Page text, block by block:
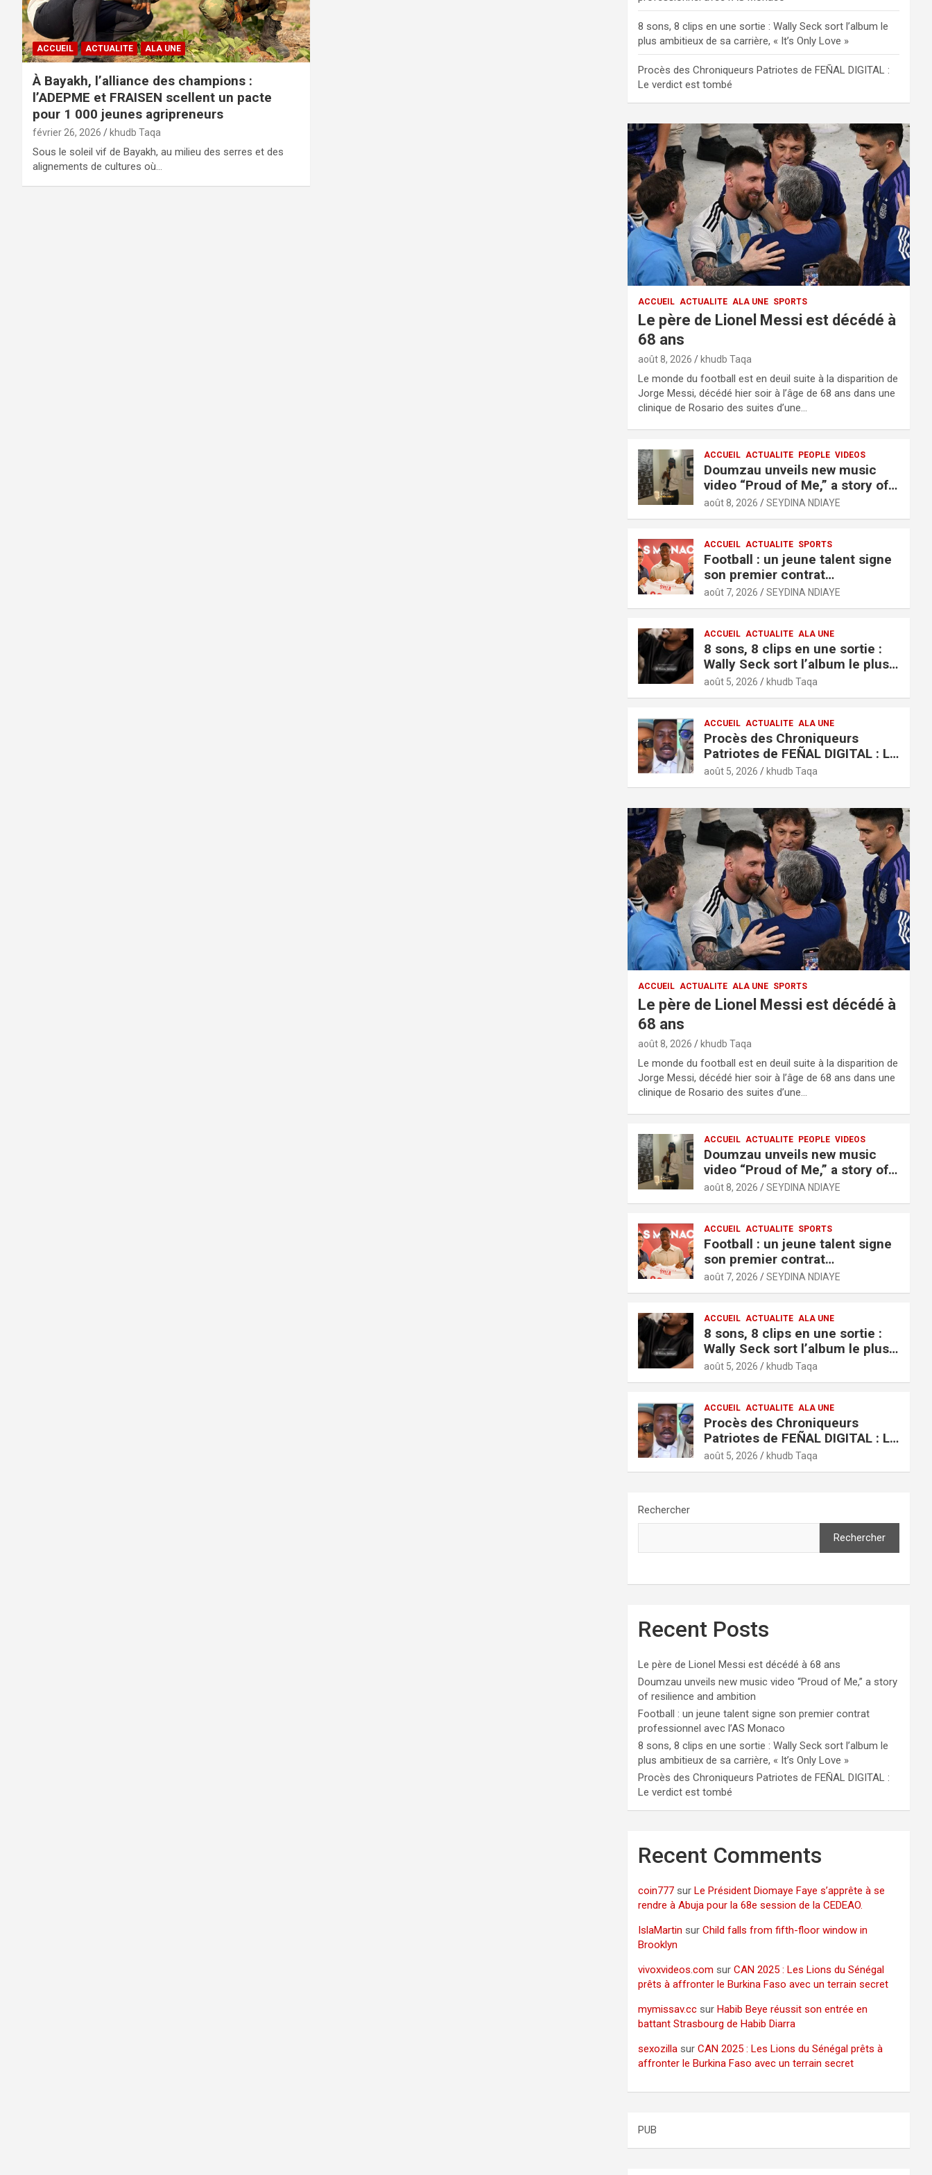
ACCUEIL ACTUALITE ALA UNE
À Bayakh, l’alliance des champions :
l’ADEPME et FRAISEN scellent un pacte
pour 1 000 jeunes agripreneurs
février 26, 2026 khudb Taqa
Sous le soleil vif de Bayakh, au milieu des serres et des
alignements de cultures où…
8 sons, 8 clips en une sortie : Wally Seck sort l’album le
plus ambitieux de sa carrière, « It’s Only Love »
Procès des Chroniqueurs Patriotes de FEÑAL DIGITAL :
Le verdict est tombé
ACCUEIL ACTUALITE ALA UNE SPORTS
Le père de Lionel Messi est décédé à
68 ans
août 8, 2026 khudb Taqa
Le monde du football est en deuil suite à la disparition de
Jorge Messi, décédé hier soir à l’âge de 68 ans dans une
clinique de Rosario des suites d’une…
ACCUEIL ACTUALITE PEOPLE VIDEOS
Doumzau unveils new music
video “Proud of Me,” a story of
resilience and ambition
août 8, 2026 SEYDINA NDIAYE
ACCUEIL ACTUALITE SPORTS
Football : un jeune talent signe
son premier contrat
professionnel avec l’AS Monaco
août 7, 2026 SEYDINA NDIAYE
ACCUEIL ACTUALITE ALA UNE
8 sons, 8 clips en une sortie :
Wally Seck sort l’album le plus
ambitieux de sa carrière, « It’s
Only Love »
août 5, 2026 khudb Taqa
ACCUEIL ACTUALITE ALA UNE
Procès des Chroniqueurs
Patriotes de FEÑAL DIGITAL : Le
verdict est tombé
août 5, 2026 khudb Taqa
ACCUEIL ACTUALITE ALA UNE SPORTS
Le père de Lionel Messi est décédé à
68 ans
août 8, 2026 khudb Taqa
Le monde du football est en deuil suite à la disparition de
Jorge Messi, décédé hier soir à l’âge de 68 ans dans une
clinique de Rosario des suites d’une…
ACCUEIL ACTUALITE PEOPLE VIDEOS
Doumzau unveils new music
video “Proud of Me,” a story of
resilience and ambition
août 8, 2026 SEYDINA NDIAYE
ACCUEIL ACTUALITE SPORTS
Football : un jeune talent signe
son premier contrat
professionnel avec l’AS Monaco
août 7, 2026 SEYDINA NDIAYE
ACCUEIL ACTUALITE ALA UNE
8 sons, 8 clips en une sortie :
Wally Seck sort l’album le plus
ambitieux de sa carrière, « It’s
Only Love »
août 5, 2026 khudb Taqa
ACCUEIL ACTUALITE ALA UNE
Procès des Chroniqueurs
Patriotes de FEÑAL DIGITAL : Le
verdict est tombé
août 5, 2026 khudb Taqa
Rechercher
Rechercher
Recent Posts
Le père de Lionel Messi est décédé à 68 ans
Doumzau unveils new music video “Proud of Me,” a story
of resilience and ambition
Football : un jeune talent signe son premier contrat
professionnel avec l’AS Monaco
8 sons, 8 clips en une sortie : Wally Seck sort l’album le
plus ambitieux de sa carrière, « It’s Only Love »
Procès des Chroniqueurs Patriotes de FEÑAL DIGITAL :
Le verdict est tombé
Recent Comments
coin777 surLe Président Diomaye Faye s’apprête à se
rendre à Abuja pour la 68e session de la CEDEAO.
IslaMartin surChild falls from fifth-floor window in
Brooklyn
vivoxvideos.com surCAN 2025 : Les Lions du Sénégal
prêts à affronter le Burkina Faso avec un terrain secret
mymissav.cc surHabib Beye réussit son entrée en
battant Strasbourg de Habib Diarra
sexozilla surCAN 2025 : Les Lions du Sénégal prêts à
affronter le Burkina Faso avec un terrain secret
PUB